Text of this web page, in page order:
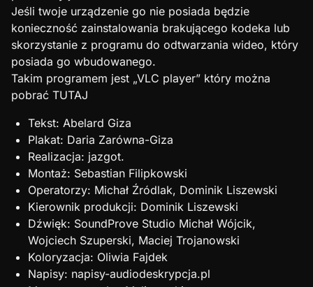
Jeśli twoje urządzenie go nie posiada będzie
konieczność zainstalowania brakującego kodeka lub
skorzystanie z programu do odtwarzania wideo, który
posiada go wbudowanego.
Takim programem jest „VLC player” który można
pobrać TUTAJ
Tekst: Abelard Giza
Plakat: Daria Zarówna-Giza
Realizacja: jazgot.
Montaż: Sebastian Filipkowski
Operatorzy: Michał Źródlak, Dominik Liszewski
Kierownik produkcji: Dominik Liszewski
Dźwięk: SoundProve Studio Michał Wójcik,
Wojciech Szuperski, Maciej Trojanowski
Koloryzacja: Oliwia Fajdek
Napisy: napisy-audiodeskrypcja.pl